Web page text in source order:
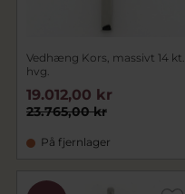
Vedhæng Kors, massivt 14 kt.
hvg.
23.765,00 kr
19.012,00 kr
På fjernlager